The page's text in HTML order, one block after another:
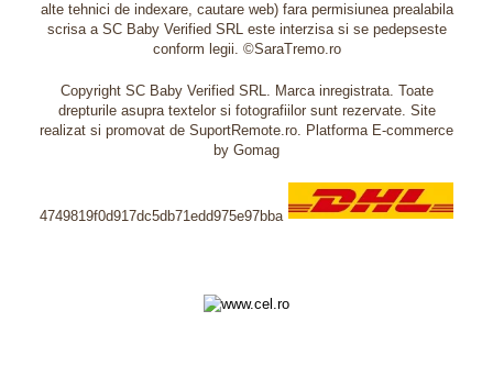
alte tehnici de indexare, cautare web) fara permisiunea prealabila
scrisa a SC Baby Verified SRL este interzisa si se pedepseste
conform legii. ©SaraTremo.ro
Copyright SC Baby Verified SRL. Marca inregistrata. Toate
drepturile asupra textelor si fotografiilor sunt rezervate. Site
realizat si promovat de SuportRemote.ro. Platforma E-commerce
by Gomag
4749819f0d917dc5db71edd975e97bba